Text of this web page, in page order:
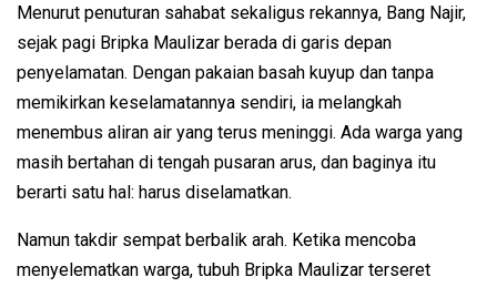
Menurut penuturan sahabat sekaligus rekannya, Bang Najir,
sejak pagi Bripka Maulizar berada di garis depan
penyelamatan. Dengan pakaian basah kuyup dan tanpa
memikirkan keselamatannya sendiri, ia melangkah
menembus aliran air yang terus meninggi. Ada warga yang
masih bertahan di tengah pusaran arus, dan baginya itu
berarti satu hal: harus diselamatkan.
Namun takdir sempat berbalik arah. Ketika mencoba
menyelematkan warga, tubuh Bripka Maulizar terseret